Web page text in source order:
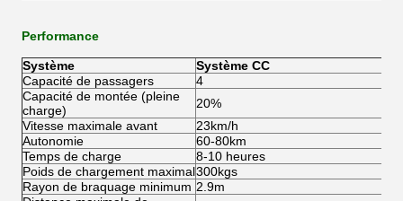
Performance
Système
Système CC
Capacité de passagers
4
Capacité de montée (pleine
charge)
20%
Vitesse maximale avant
23km/h
Autonomie
60-80km
Temps de charge
8-10 heures
Poids de chargement maximal300kgs
Rayon de braquage minimum 2.9m